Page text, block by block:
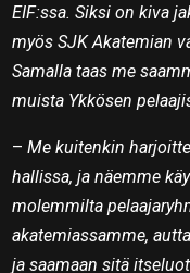
EIF:ssa. Siksi on kiva
myös SJK Akatemian
Samalla taas me
muista Ykkösen
–Me kuitenkin
hallissa, ja näemme
molemmilta
akatemiassamme,
ja saamaan sitä